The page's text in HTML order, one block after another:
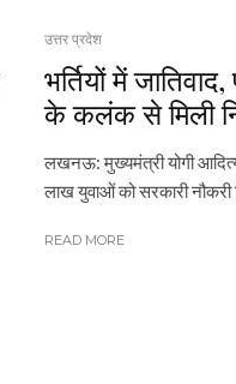
उत्तर प्रदेश
भर्तियों में
के कलंक से मिली
लखनऊ: मुख्यमंत्री योगी
लाख युवाओं को सरकारी
READ MORE